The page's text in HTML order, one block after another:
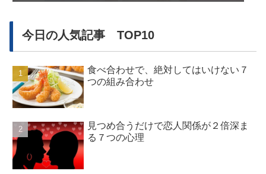
今日の人気記事 TOP10
食べ合わせで、絶対してはいけない７
つの組み合わせ
見つめ合うだけで恋人関係が２倍深ま
る７つの心理